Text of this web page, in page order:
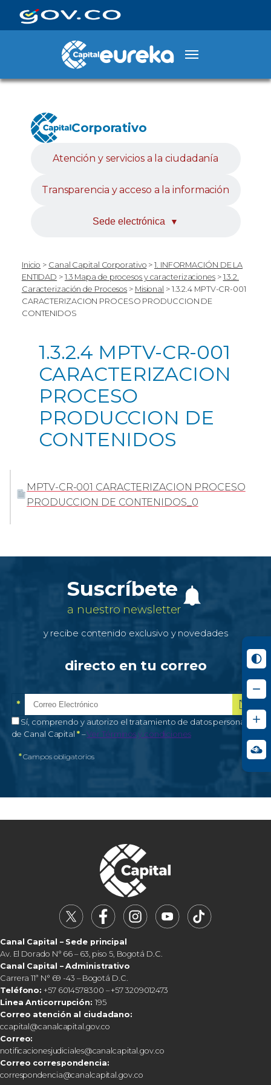
Corporativo
Atención y servicios a la ciudadanía
Transparencia y acceso a la información
Sede electrónica ▼
Inicio > Canal Capital Corporativo >1. INFORMACIÓN DE LA
ENTIDAD > 1.3 Mapa de procesos y caracterizaciones> 1.3.2.
Caracterización de Procesos > Misional > 1.3.2.4 MPTV-CR-001
CARACTERIZACION PROCESO PRODUCCION DE
CONTENIDOS
1.3.2.4 MPTV-CR-001
CARACTERIZACION
PROCESO
PRODUCCION DE
CONTENIDOS
MPTV-CR-001 CARACTERIZACION PROCESO
PRODUCCION DE CONTENIDOS_0
Suscríbete
a nuestro newsletter
y recibe contenido exclusivo y novedades
directo en tu correo
Correo electrónico*
*
Campo obligatorio
Autorización de tratamiento de datos personales
Sí, comprendo y autorizo el tratamiento de datos personales
de Canal Capital *–Campo obligatorio
Ver Términos y condiciones
*Campos obligatorios
Canal Capital – Sede principal
Av. El Dorado N° 66 – 63, piso 5, Bogotá D.C.
Canal Capital – Administrativo
Carrera 11ª N° 69 -43 – Bogotá D.C.
Teléfono: +57 6014578300 – +57 3209012473
Linea Anticorrupción: 195
Correo atención al ciudadano:
ccapital@canalcapital.gov.co
Correo:
notificacionesjudiciales@canalcapital.gov.co
Correo correspondencia:
correspondencia@canalcapital.gov.co